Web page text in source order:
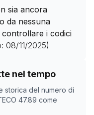
sia ancora
da nessuna
controllare i codici
08/11/2025)
nel tempo
storica del numero di
47.89 come
ATECO
8156